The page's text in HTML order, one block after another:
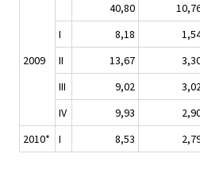
2009
40,80
I
8,18
II
13,67
III
9,02
IV
9,93
2010*
I 8,53